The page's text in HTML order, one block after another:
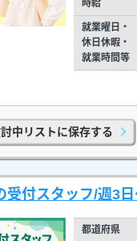
時給
就業曜日・
休日休暇・
就業時間等
中リストに保存する
受付スタッフ/週3
都道府県